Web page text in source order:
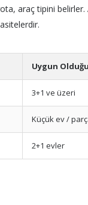
araç tipini belirler.
Uygun
3+1 ve üzeri
Küçük ev /
2+1 evler